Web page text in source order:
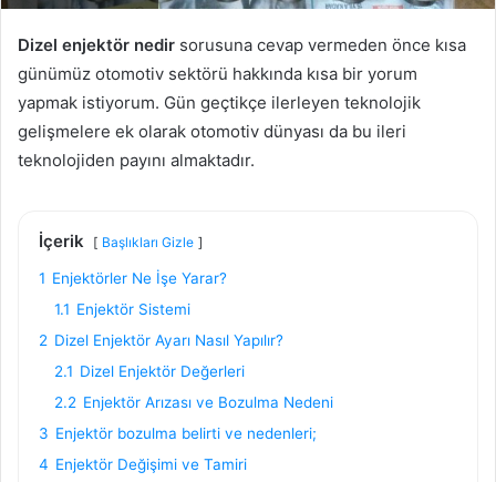
Dizel enjektör nedir sorusuna cevap vermeden önce kısa
günümüz otomotiv sektörü hakkında kısa bir yorum
yapmak istiyorum. Gün geçtikçe ilerleyen teknolojik
gelişmelere ek olarak otomotiv dünyası da bu ileri
teknolojiden payını almaktadır.
İçerik Başlıkları Gizle
1 Enjektörler Ne İşe Yarar?
1.1 Enjektör Sistemi
2 Dizel Enjektör Ayarı Nasıl Yapılır?
2.1 Dizel Enjektör Değerleri
2.2 Enjektör Arızası ve Bozulma Nedeni
3 Enjektör bozulma belirti ve nedenleri;
4 Enjektör Değişimi ve Tamiri